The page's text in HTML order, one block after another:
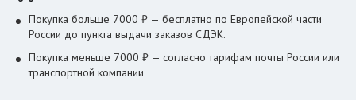
Покупка больше 7000 ₽ — бесплатно по Европейской части
России до пункта выдачи заказов СДЭК.
Покупка меньше 7000 ₽ — согласно тарифам почты России или
транспортной компании